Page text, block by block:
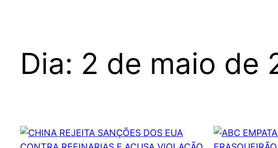
Dia: 2 de maio de